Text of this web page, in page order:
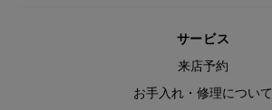
サービス
来店予約
お手入れ・修理について